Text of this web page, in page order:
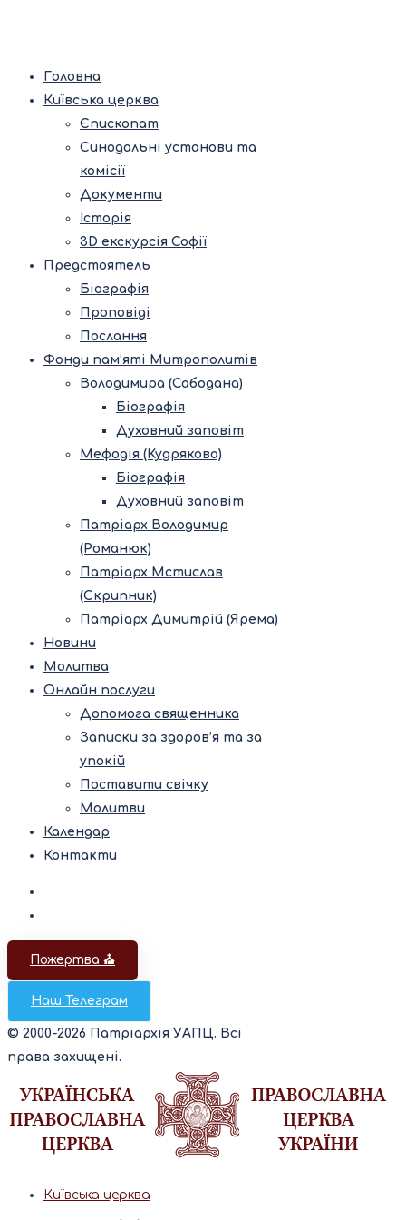
Головна
Київська церква
Єпископат
Синодальні установи та
комісії
Документи
Історія
3D екскурсія Софії
Предстоятель
Біографія
Проповіді
Послання
Фонди пам’яті Митрополитів
Володимира (Сабодана)
Біографія
Духовний заповіт
Мефодія (Кудрякова)
Біографія
Духовний заповіт
Патріарх Володимир
(Романюк)
Патріарх Мстислав
(Скрипник)
Патріарх Димитрій (Ярема)
Новини
Молитва
Онлайн послуги
Допомога священника
Записки за здоров’я та за
упокій
Поставити свічку
Молитви
Календар
Контакти
Пожертва ⛪️
Наш Телеграм
© 2000-2026 Патріархія УАПЦ. Всі
права захищені.
Київська церква